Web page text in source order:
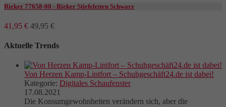
Rieker 77658-00 - Rieker Stiefeletten Schwarz
41,95 € 49,95 €
Aktuelle Trends
Von Herzen Kamp-Lintfort – Schuhgeschäft24.de ist dabei!
Kategorie: Digitales Schaufenster
17.08.2021
Die Konsumgewohnheiten verändern sich, aber die